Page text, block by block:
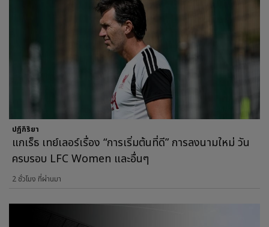
ปฏิกิริยา
แกเร็ธ เทย์เลอร์เรื่อง “การเริ่มต้นที่ดี” การลงนามใหม่ วัน
ครบรอบ LFC Women และอื่นๆ
2 ชั่วโมง ที่ผ่านมา